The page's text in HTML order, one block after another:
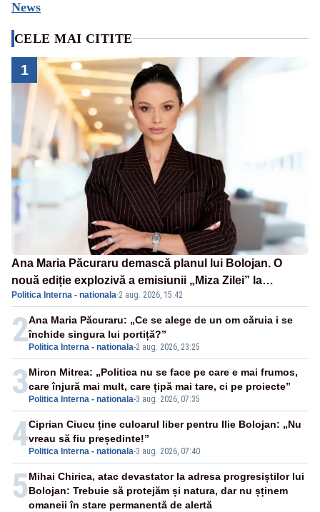
News
CELE MAI CITITE
1
Ana Maria Păcuraru demască planul lui Bolojan. O
nouă ediție explozivă a emisiunii „Miza Zilei” la
Realitatea PLUS
Politica Interna - nationala·2 aug. 2026, 15:42
2 Politica Interna - nationala-2 aug. 2026, 23:25
Ana Maria Păcuraru: „Ce se alege de un om căruia i se
închide singura lui portiță?”
3 Politica Interna - nationala-3 aug. 2026, 07:35
Miron Mitrea: „Politica nu se face pe care e mai frumos,
care înjură mai mult, care țipă mai tare, ci pe proiecte”
4 Politica Interna - nationala-3 aug. 2026, 07:40
Ciprian Ciucu ține culoarul liber pentru Ilie Bolojan: „Nu
vreau să fiu președinte!”
5Mihai Chirica, atac devastator la adresa progresiștilor lui
Bolojan: Trebuie să protejăm și natura, dar nu șținem
omaneii în stare permanentă de alertă